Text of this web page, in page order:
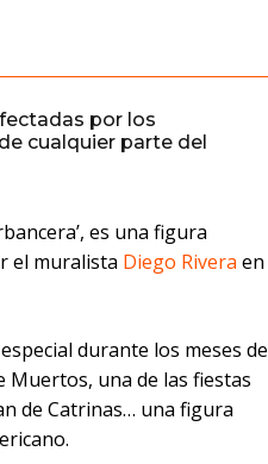
por los
cualquier parte del
es una figura
el muralista Diego Rivera en
durante los meses de
Muertos, una de las fiestas
de Catrinas… una figura